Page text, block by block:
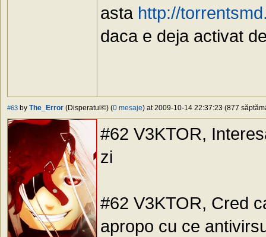
asta http://
daca e deja activat
#63 by The_Error (Disperatul©) (0 mesaje) at 2009-10-14 22:37:23 (877
#62 V3KTOR,
zi
#62 V3KTOR, Cred
apropo cu ce